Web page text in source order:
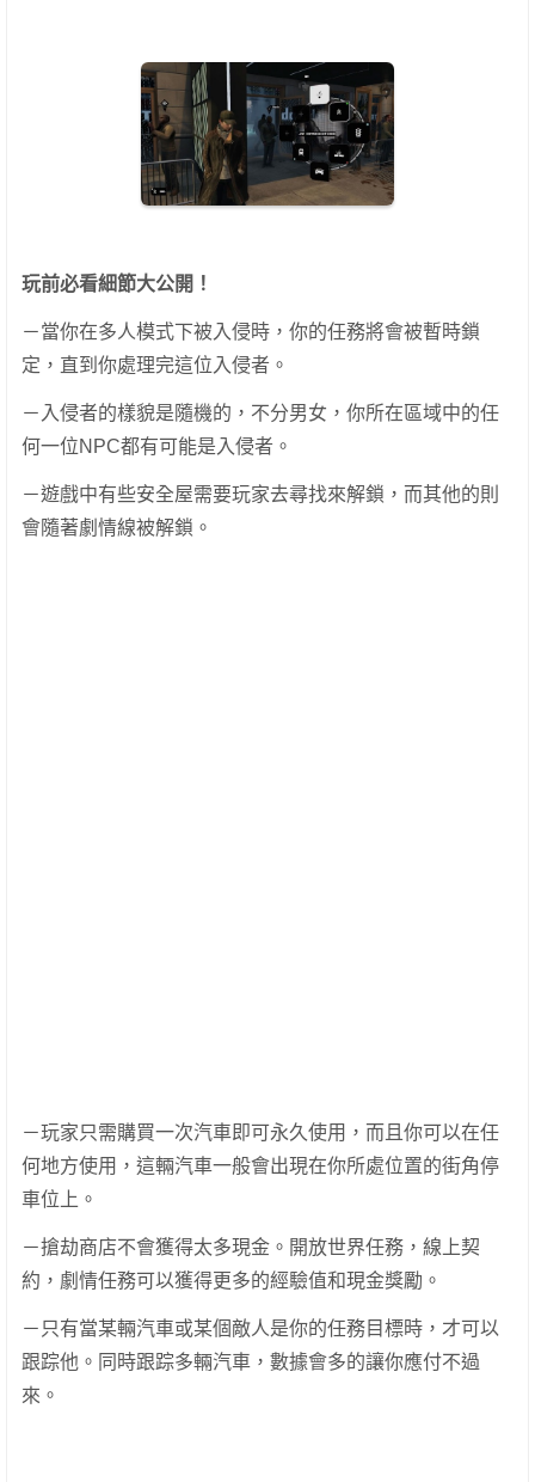
玩前必看細節大公開！
－當你在多人模式下被入侵時，你的任務將會被暫時鎖
定，直到你處理完這位入侵者。
－入侵者的樣貌是隨機的，不分男女，你所在區域中的任
何一位NPC都有可能是入侵者。
－遊戲中有些安全屋需要玩家去尋找來解鎖，而其他的則
會隨著劇情線被解鎖。
－玩家只需購買一次汽車即可永久使用，而且你可以在任
何地方使用，這輛汽車一般會出現在你所處位置的街角停
車位上。
－搶劫商店不會獲得太多現金。開放世界任務，線上契
約，劇情任務可以獲得更多的經驗值和現金獎勵。
－只有當某輛汽車或某個敵人是你的任務目標時，才可以
跟踪他。同時跟踪多輛汽車，數據會多的讓你應付不過
來。